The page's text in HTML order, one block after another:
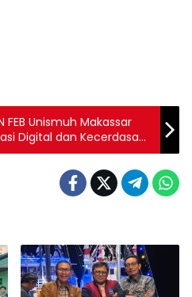
FEB Unismuh Makassar
Digital dan Kecerdasan